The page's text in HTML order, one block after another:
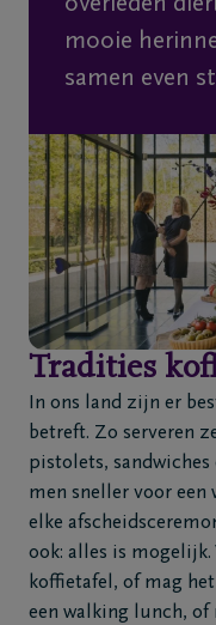
overleden
mooie
samen even
Tradities
In ons land zijn er
betreft. Zo serveren
pistolets, sandwiches
men sneller voor een
elke
ook: alles is
koffietafel, of mag
een walking lunch,